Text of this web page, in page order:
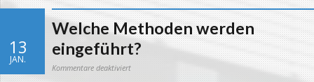
13
JAN.
Welche Methoden werden
eingeführt?
Kommentare deaktiviertfür